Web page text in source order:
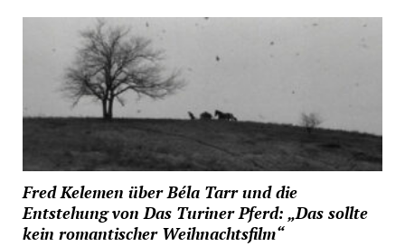
Fred Kelemen über Béla Tarr und die
Entstehung von Das Turiner Pferd: „Das sollte
kein romantischer Weihnachtsfilm“